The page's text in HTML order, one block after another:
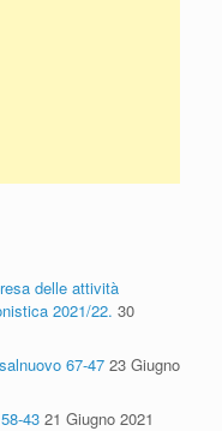
delle attività
2021/22. 30
67-47 23 Giugno
43 21 Giugno 2021